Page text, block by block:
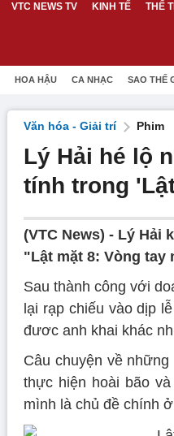
VTC NEWS TV KINH TẾ THỂ
HOA HẬU CA NHẠC SAO THẾ
Văn hóa - Giải trí Phim
Lý Hải hé lộ
tính trong
(VTC News) - Lý Hải
"Lật mặt 8: Vòng tay
Sau thành công với
lại rạp chiếu vào dịp
đươc anh khai khác
Câu chuyện về
thực hiện hoài bão
mình là chủ đề chính